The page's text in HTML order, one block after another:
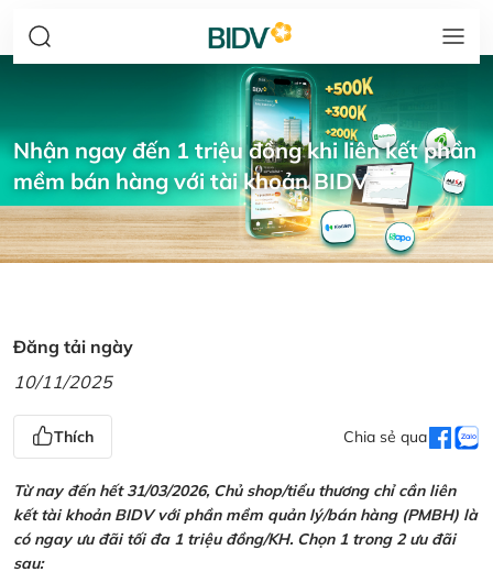
Nhận ngay đến 1 triệu đồng khi liên kết phần
mềm bán hàng với tài khoản BIDV
Đăng tải ngày
10/11/2025
Thích Chia sẻ qua
Từ nay đến hết 31/03/2026, Chủ shop/tiểu thương chỉ cần liên
kết tài khoản BIDV với phần mềm quản lý/bán hàng (PMBH) là
có ngay ưu đãi tối đa 1 triệu đồng/KH. Chọn 1 trong 2 ưu đãi
sau: